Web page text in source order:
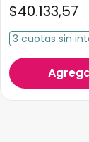
$40.133,57
3 cuotas sin